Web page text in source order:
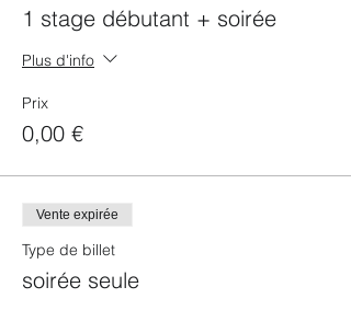
1 stage débutant + soirée
Plus d'info
Prix
0,00 €
Vente expirée
Type de billet
soirée seule